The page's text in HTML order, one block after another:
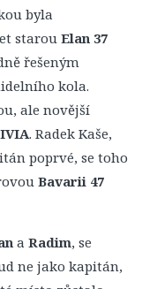
byla
starou Elan 37
řešeným
kola.
ale novější
. Radek Kaše,
poprvé, se toho
Bavarii 47
a Radim, se
ne jako kapitán,